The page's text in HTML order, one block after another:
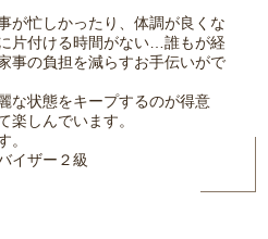
が忙しかったり、体調が良くな
片付ける時間がない…誰もが経
事の負担を減らすお手伝いがで
な状態をキープするのが得意
楽しんでいます。
。
イザー２級